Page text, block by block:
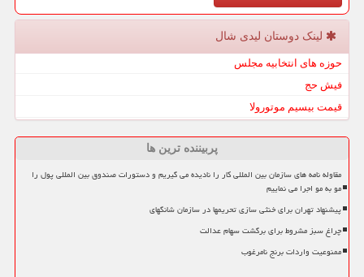
لینک دوستان لیدی شال
حوزه های انتخابیه مجلس
فیش حج
قیمت بیسیم موتورولا
پربیننده ترین ها
مقاوله نامه های سازمان بین المللی کار را نادیده می گیریم و دستورات صندوق بین المللی پول را
مو به مو اجرا می نماییم
پیشنهاد تهران برای خنثی سازی تحریمها در سازمان شانگهای
چراغ سبز مشروط برای برگشت سهام عدالت
ممنوعیت واردات برنج نامرغوب